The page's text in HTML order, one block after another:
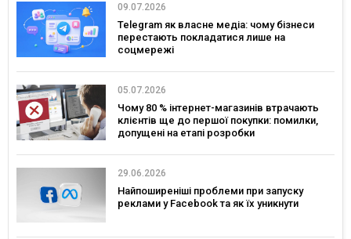
09.07.2026
Telegram як власне медіа: чому бізнеси
перестають покладатися лише на
соцмережі
05.07.2026
Чому 80 % інтернет-магазинів втрачають
клієнтів ще до першої покупки: помилки,
допущені на етапі розробки
29.06.2026
Найпоширеніші проблеми при запуску
реклами у Facebook та як їх уникнути